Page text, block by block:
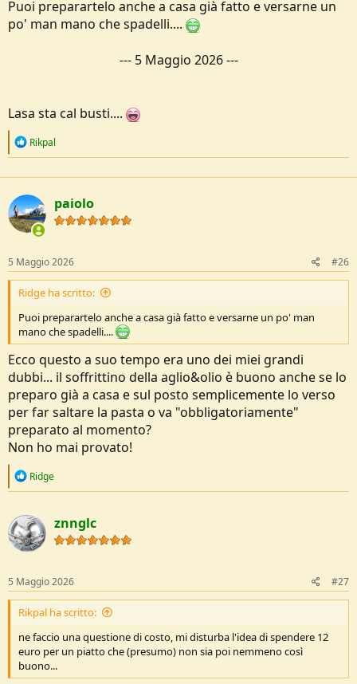
Puoi preparartelo anche a casa già fatto e versarne un
po' man mano che spadelli....
--- 5 Maggio 2026---
Lasa sta cal busti....
R
c
t
i
o
n
Rikpal
paiolo
5 Maggio 2026 #26
Ridge ha scritto:
Puoi preparartelo anche a casa già fatto e versarne un po' man
mano che spadelli....
Ecco questo a suo tempo era uno dei miei grandi
dubbi... il soffrittino della aglio&olio è buono anche se lo
preparo già a casa e sul posto semplicemente lo verso
per far saltare la pasta o va "obbligatoriamente"
preparato al momento?
Non ho mai provato!
R
c
t
i
o
s
:
Ridge
znnglc
5 Maggio 2026 #27
Rikpal ha scritto:
ne faccio una questione di costo, mi disturba l'idea di spendere 12
euro per un piatto che (presumo) non sia poi nemmeno così
buono...